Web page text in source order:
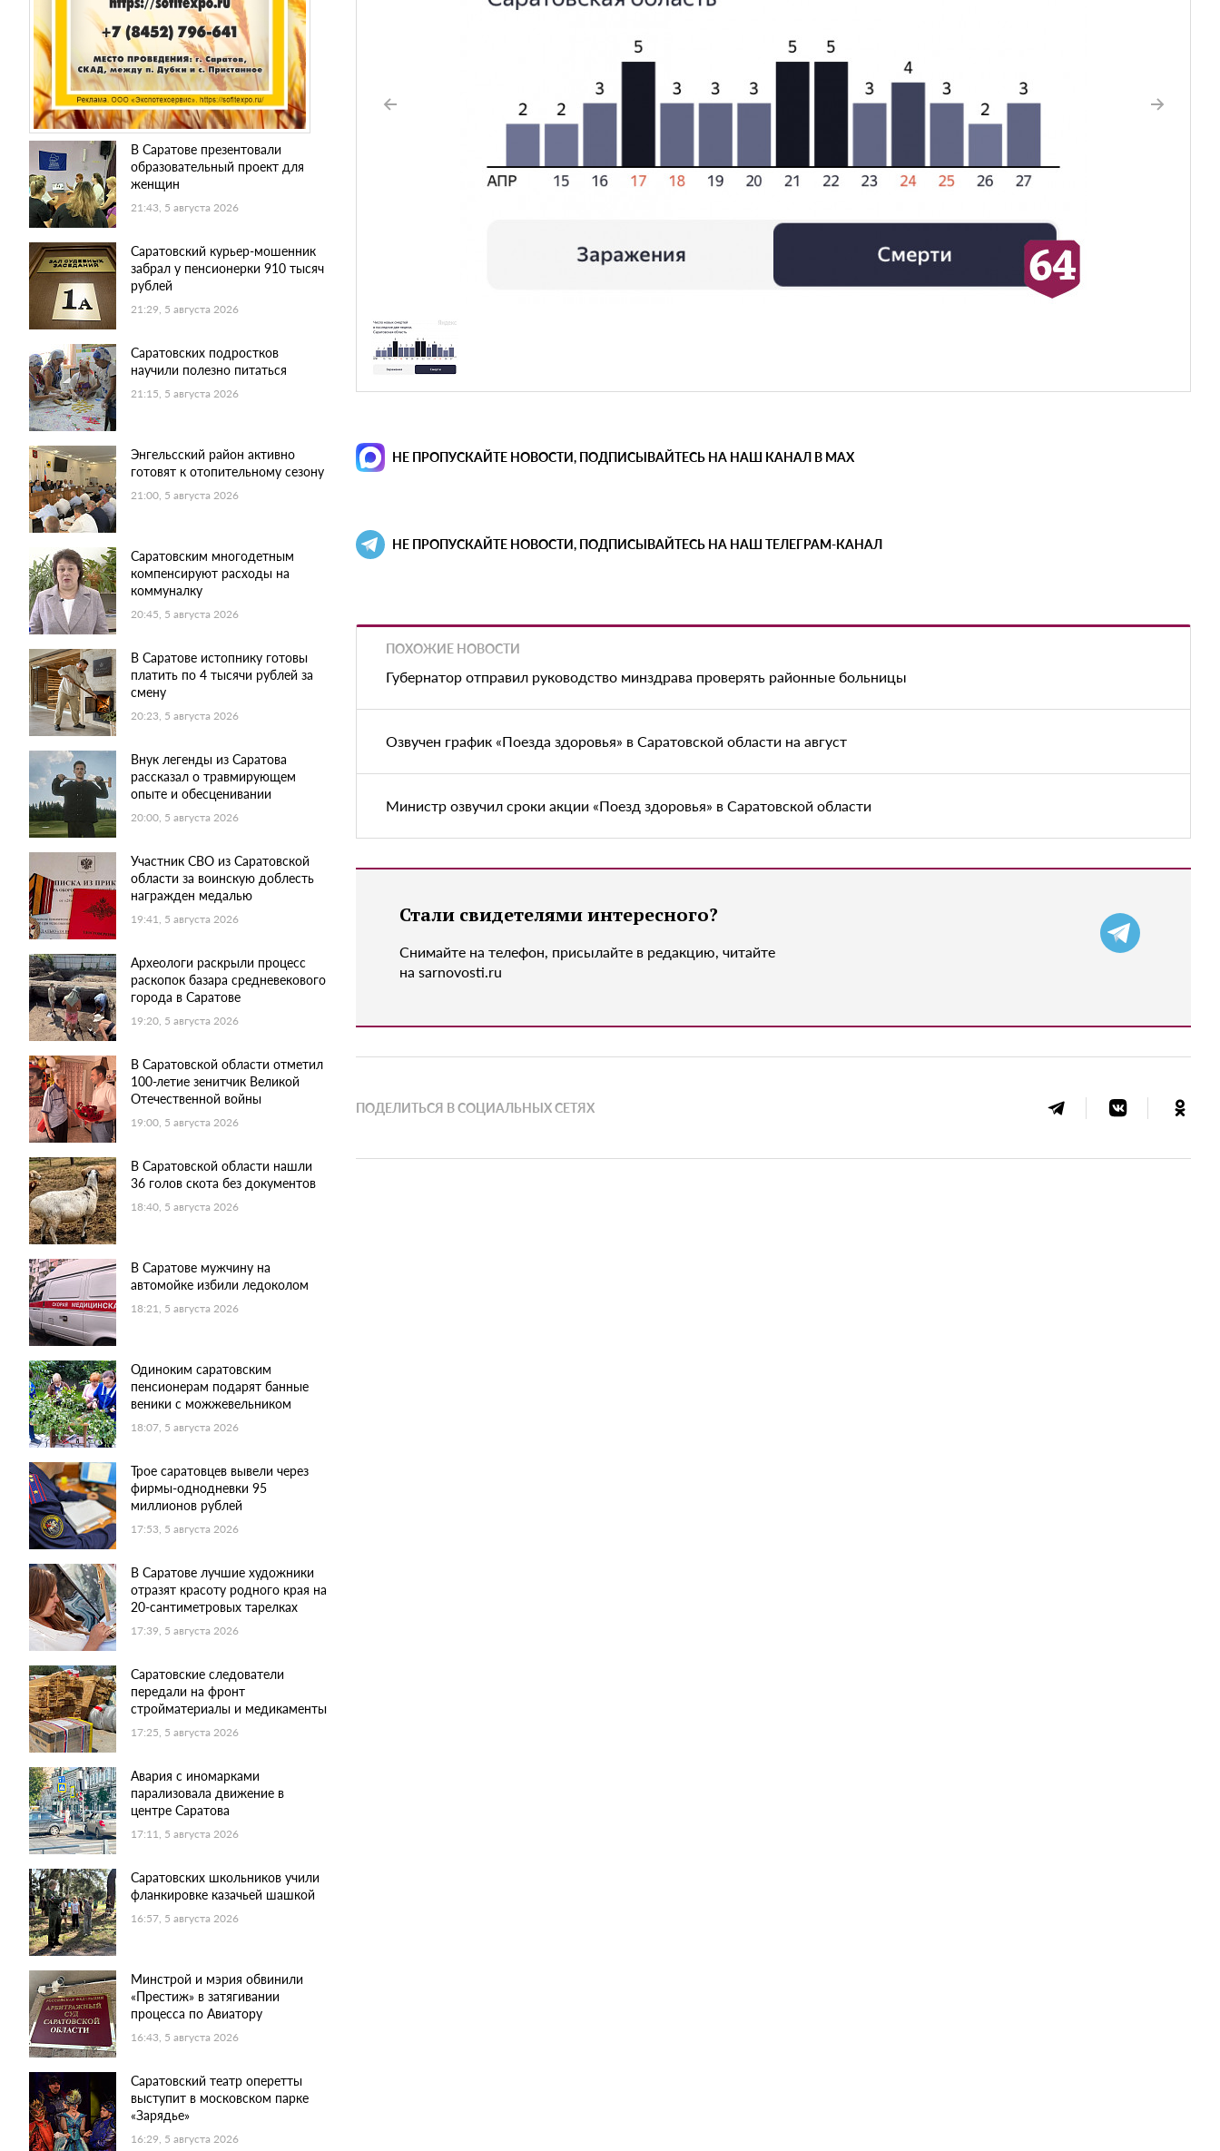
В Саратове презентовали
образовательный проект для
женщин
21:43, 5 августа 2026
Саратовский курьер-мошенник
забрал у пенсионерки 910 тысяч
рублей
21:29, 5 августа 2026
Саратовских подростков
научили полезно питаться
21:15, 5 августа 2026
Энгельсский район активно
готовят к отопительному сезону
21:00, 5 августа 2026
Саратовским многодетным
компенсируют расходы на
коммуналку
20:45, 5 августа 2026
В Саратове истопнику готовы
платить по 4 тысячи рублей за
смену
20:23, 5 августа 2026
Внук легенды из Саратова
рассказал о травмирующем
опыте и обесценивании
20:00, 5 августа 2026
Участник СВО из Саратовской
области за воинскую доблесть
награжден медалью
19:41, 5 августа 2026
Археологи раскрыли процесс
раскопок базара средневекового
города в Саратове
19:20, 5 августа 2026
В Саратовской области отметил
100-летие зенитчик Великой
Отечественной войны
19:00, 5 августа 2026
В Саратовской области нашли
36 голов скота без документов
18:40, 5 августа 2026
В Саратове мужчину на
автомойке избили ледоколом
18:21, 5 августа 2026
Одиноким саратовским
пенсионерам подарят банные
веники с можжевельником
18:07, 5 августа 2026
Трое саратовцев вывели через
фирмы-однодневки 95
миллионов рублей
17:53, 5 августа 2026
В Саратове лучшие художники
отразят красоту родного края на
20-сантиметровых тарелках
17:39, 5 августа 2026
Саратовские следователи
передали на фронт
стройматериалы и медикаменты
17:25, 5 августа 2026
Авария с иномарками
парализовала движение в
центре Саратова
17:11, 5 августа 2026
Саратовских школьников учили
фланкировке казачьей шашкой
16:57, 5 августа 2026
Минстрой и мэрия обвинили
«Престиж» в затягивании
процесса по Авиатору
16:43, 5 августа 2026
Саратовский театр оперетты
выступит в московском парке
«Зарядье»
16:29, 5 августа 2026
НЕ ПРОПУСКАЙТЕ НОВОСТИ, ПОДПИСЫВАЙТЕСЬ НА НАШ КАНАЛ В MAX
НЕ ПРОПУСКАЙТЕ НОВОСТИ, ПОДПИСЫВАЙТЕСЬ НА НАШ ТЕЛЕГРАМ-КАНАЛ
ПОХОЖИЕ НОВОСТИ
Губернатор отправил руководство минздрава проверять районные больницы
Озвучен график «Поезда здоровья» в Саратовской области на август
Министр озвучил сроки акции «Поезд здоровья» в Саратовской области
Стали свидетелями интересного?
Снимайте на телефон, присылайте в редакцию, читайте
на sarnovosti.ru
ПОДЕЛИТЬСЯ В СОЦИАЛЬНЫХ СЕТЯХ